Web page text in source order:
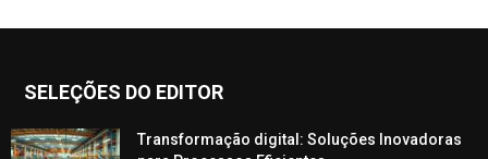
SELEÇÕES DO EDITOR
Transformação digital: Soluções Inovadoras